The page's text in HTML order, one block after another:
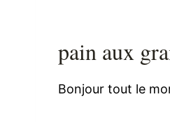
pain aux
Bonjour tout le